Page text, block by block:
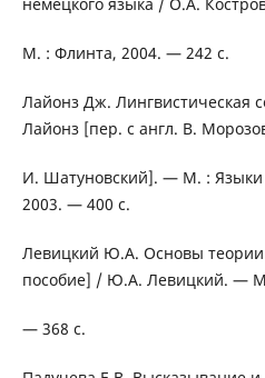
М. : Флинта, 2004. — 242 с.
Лайонз Дж. Лингвистическая
Лайонз [пер. с англ. В.
И. Шатуновский]. — М. : Языки
2003. — 400 с.
Левицкий Ю.А. Основы теории
пособие] / Ю.А. Левицкий. —
— 368 с.